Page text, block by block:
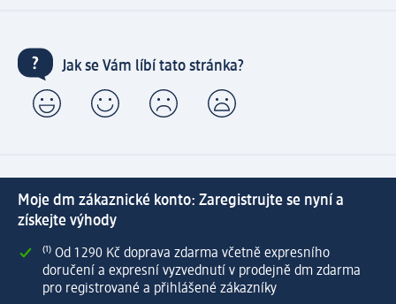
Jak se Vám líbí tato stránka?
Moje dm zákaznické konto: Zaregistrujte se nyní a
získejte výhody
⁽¹⁾ Od 1 290 Kč doprava zdarma včetně expresního
doručení a expresní vyzvednutí v prodejně dm zdarma
pro registrované a přihlášené zákazníky